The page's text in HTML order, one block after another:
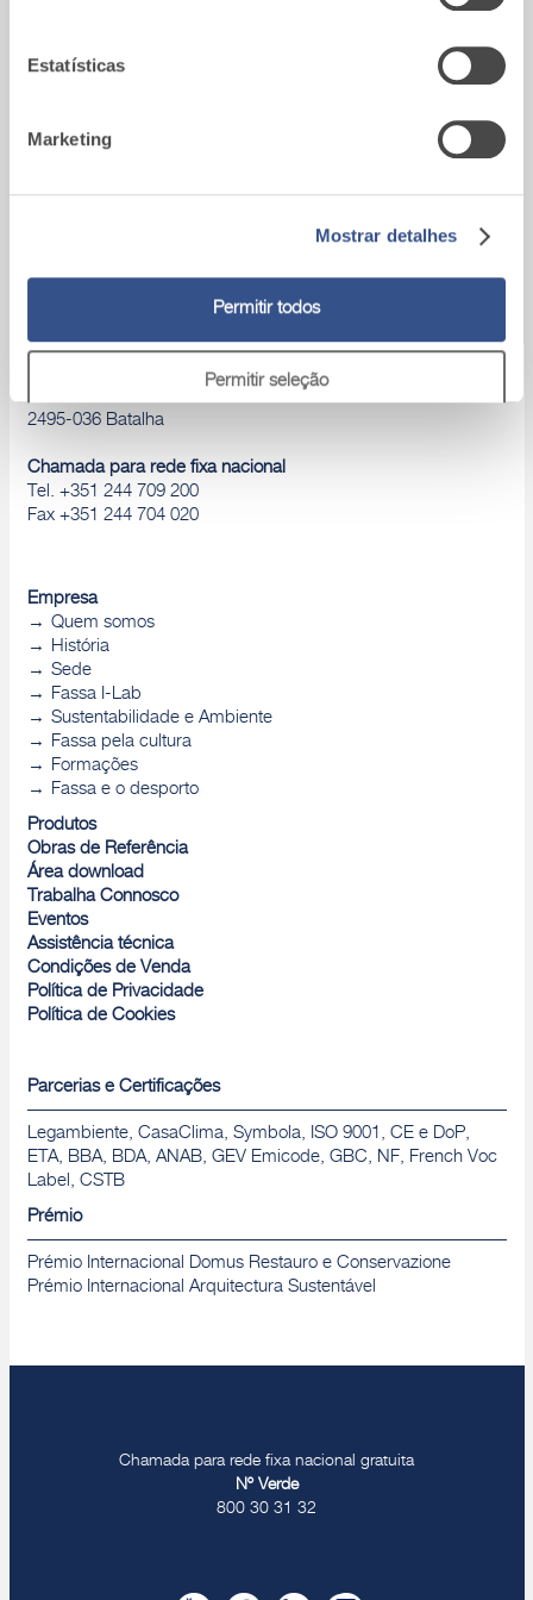
Estatísticas
Marketing
Mostrar detalhes
Permitir todos
Permitir seleção
Rejeitar
Área download
Zona Industrial de São Mamede
2495-036 Batalha
Chamada para rede fixa nacional
Tel. +351 244 709 200
Fax +351 244 704 020
Empresa
Quem somos
História
Sede
Fassa I-Lab
Sustentabilidade e Ambiente
Fassa pela cultura
Formações
Fassa e o desporto
Produtos
Obras de Referência
Área download
Trabalha Connosco
Eventos
Assistência técnica
Condições de Venda
Política de Privacidade
Política de Cookies
Parcerias e Certificações
Legambiente, CasaClima, Symbola, ISO 9001, CE e DoP,
ETA, BBA, BDA, ANAB, GEV Emicode, GBC, NF, French Voc
Label, CSTB
Prémio
Prémio Internacional Domus Restauro e Conservazione
Prémio Internacional Arquitectura Sustentável
Chamada para rede fixa nacional gratuita
Nº Verde
800 30 31 32